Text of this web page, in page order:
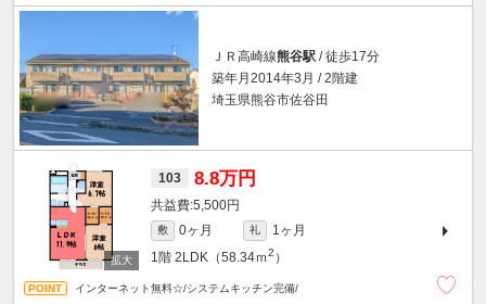
ＪＲ高崎線熊谷駅 / 徒歩17分
築年月2014年3月 / 2階建
埼玉県熊谷市佐谷田
103 8.8万円
5,500円
敷 0ヶ月 礼
1ヶ月
1階 2LDK（58.34ｍ2 ）
インターネット無料☆/システムキッチン完備/